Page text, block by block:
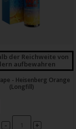
der Reichweite von
aufbewahren
- Heisenberg Orange
(Longfill)
- +